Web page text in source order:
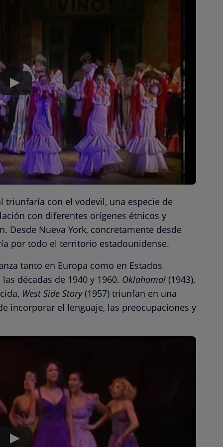
con el vodevil, una especie de
con diferentes orígenes étnicos y
Desde Nueva York, concretamente desde
por todo el territorio estadounidense.
tanto en Europa como en Estados
décadas de 1940 y 1960. Oklahoma! (1943),
West Side Story(1957) triunfan en una
incorporar el lenguaje, las preocupaciones y